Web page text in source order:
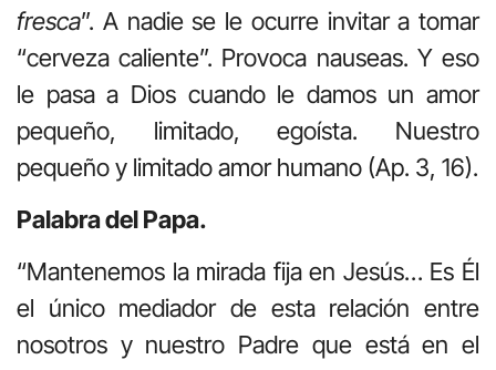
fresca”. A nadie se le ocurre invitar a tomar
“cerveza caliente”. Provoca nauseas. Y eso
le pasa a Dios cuando le damos un amor
pequeño, limitado, egoísta. Nuestro
pequeño y limitado amor humano (Ap. 3, 16).
Palabra del Papa.
“Mantenemos la mirada fija en Jesús… Es Él
el único mediador de esta relación entre
nosotros y nuestro Padre que está en el